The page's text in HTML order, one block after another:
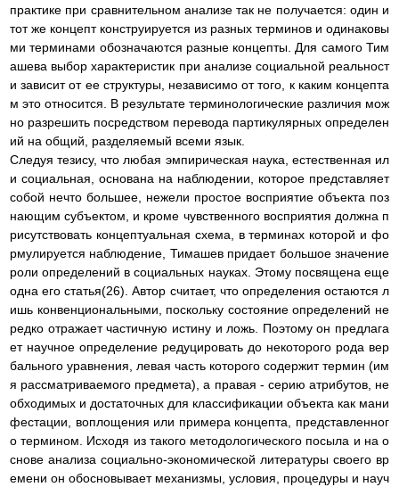
практике при сравнительном анализе так не получается: один и
тот же концепт конструируется из разных терминов и одинаковы
ми терминами обозначаются разные концепты. Для самого Тим
ашева выбор характеристик при анализе социальной реальност
и зависит от ее структуры, независимо от того, к каким концепта
м это относится. В результате терминологические различия мож
но разрешить посредством перевода партикулярных определен
ий на общий, разделяемый всеми язык.
Следуя тезису, что любая эмпирическая наука, естественная ил
и социальная, основана на наблюдении, которое представляет
собой нечто большее, нежели простое восприятие объекта поз
нающим субъектом, и кроме чувственного восприятия должна п
рисутствовать концептуальная схема, в терминах которой и фо
рмулируется наблюдение, Тимашев придает большое значение
роли определений в социальных науках. Этому посвящена еще
одна его статья(26). Автор считает, что определения остаются л
ишь конвенциональными, поскольку состояние определений не
редко отражает частичную истину и ложь. Поэтому он предлага
ет научное определение редуцировать до некоторого рода вер
бального уравнения, левая часть которого содержит термин (им
я рассматриваемого предмета), а правая - серию атрибутов, не
обходимых и достаточных для классификации объекта как мани
фестации, воплощения или примера концепта, представленног
о термином. Исходя из такого методологического посыла и на о
снове анализа социально-экономической литературы своего вр
емени он обосновывает механизмы, условия, процедуры и науч